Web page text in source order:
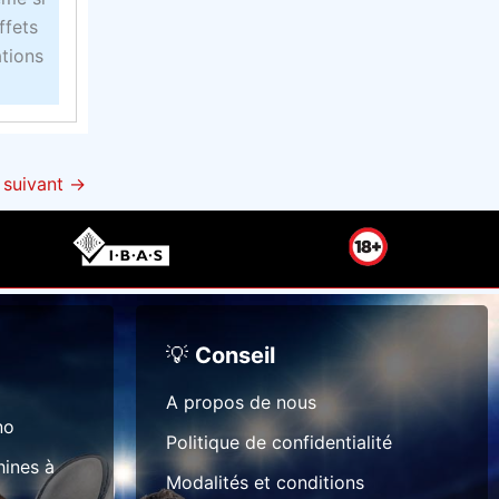
r
n
e
!
→
à
💡 Conseil
A propos de nous
Politique de confidentialité
Modalités et conditions